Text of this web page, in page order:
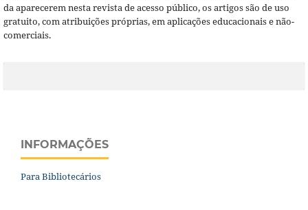
da aparecerem nesta revista de acesso público, os artigos são de uso
gratuito, com atribuições próprias, em aplicações educacionais e não-
comerciais.
INFORMAÇÕES
Para Bibliotecários